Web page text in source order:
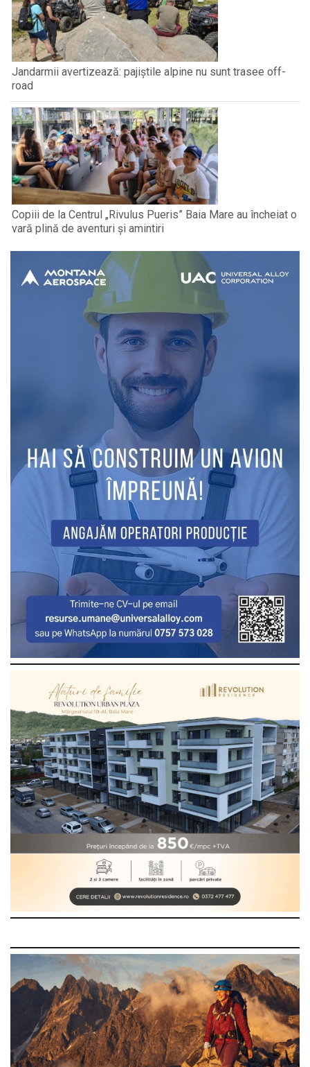
Jandarmii avertizează: pajiștile alpine nu sunt trasee off-
road
Copiii de la Centrul „Rivulus Pueris” Baia Mare au încheiat o
vară plină de aventuri și amintiri